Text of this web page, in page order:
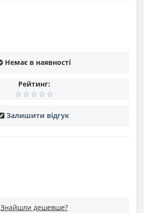
Немає в наявності
Рейтинг:
Залишити відгук
Знайшли дешевше?